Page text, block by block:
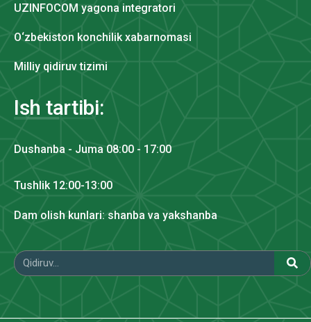
UZINFOCOM yagona integratori
O‘zbekiston konchilik xabarnomasi
Milliy qidiruv tizimi
Ish tartibi:
Dushanba - Juma 08:00 - 17:00
Tushlik 12:00-13:00
Dam olish kunlari: shanba va yakshanba